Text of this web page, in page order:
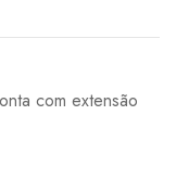
com extensão